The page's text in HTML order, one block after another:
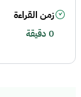
زمن القراءة
0 دقيقة